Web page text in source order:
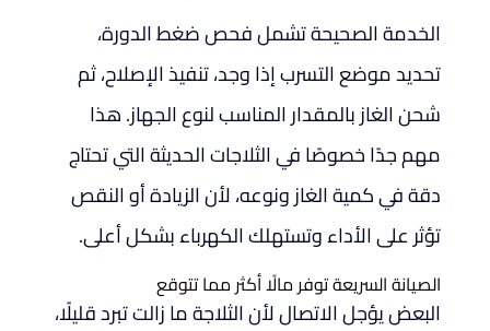
الخدمة الصحيحة تشمل فحص ضغط الدورة،
تحديد موضع التسرب إذا وجد، تنفيذ الإصلاح، ثم
شحن الغاز بالمقدار المناسب لنوع الجهاز. هذا
مهم جدًا خصوصًا في الثلاجات الحديثة التي تحتاج
دقة في كمية الغاز ونوعه، لأن الزيادة أو النقص
تؤثر على الأداء وتستهلك الكهرباء بشكل أعلى.
الصيانة السريعة توفر مالًا أكثر مما تتوقع
البعض يؤجل الاتصال لأن الثلاجة ما زالت تبرد قليلًا،